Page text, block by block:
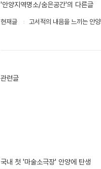
'안양지역명소/숨은공간'의 다른글
현재글 고서적의 내음을 느끼는 안
관련글
국내 첫 '마술소극장' 안양에 탄생